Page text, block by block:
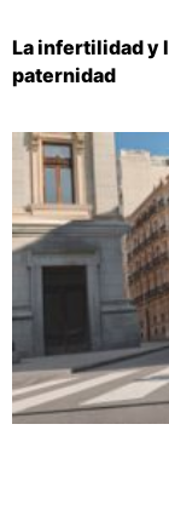
La infertilidad y
paternidad